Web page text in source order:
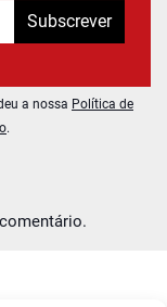
Subscrever
a nossa Política de
.